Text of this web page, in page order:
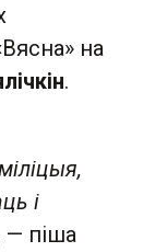
на
.
і
— піша